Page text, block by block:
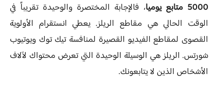
5000 متابع يوميا
، فالإجابة المختصرة والوحيدة تقريباً في
الوقت الحالي هي مقاطع الريلز. يعطي انستقرام الأولوية
القصوى لمقاطع الفيديو القصيرة لمنافسة تيك توك ويوتيوب
شورتس. الريلز هي الوسيلة الوحيدة التي تعرض محتواك لآلاف
الأشخاص الذين لا يتابعونك.